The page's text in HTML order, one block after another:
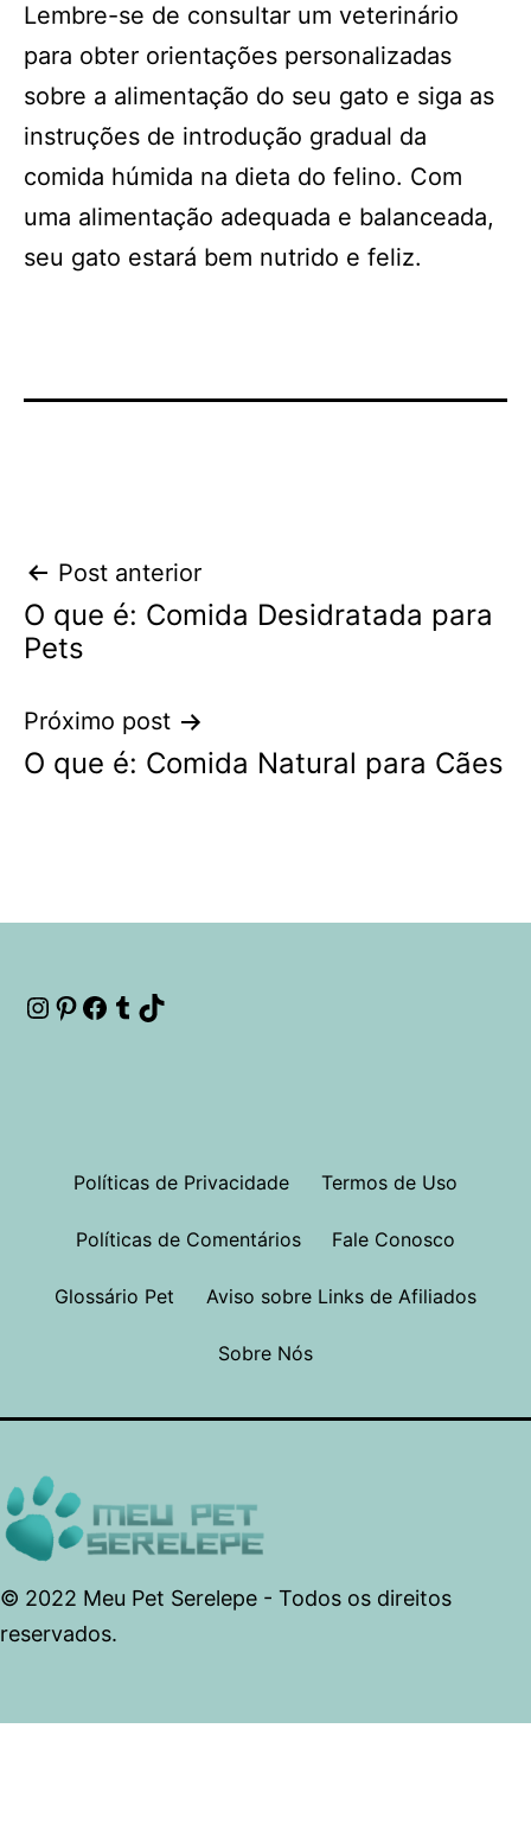
Lembre-se de consultar um veterinário
para obter orientações personalizadas
sobre a alimentação do seu gato e siga as
instruções de introdução gradual da
comida húmida na dieta do felino. Com
uma alimentação adequada e balanceada,
seu gato estará bem nutrido e feliz.
Navegação
de
Post anterior
O que é: Comida Desidratada para
Pets
Próximo post
O que é: Comida Natural para Cães
Instagram
Pinterest
Facebook
Tumblr
Políticas de Privacidade Termos de Uso
Políticas de Comentários Fale Conosco
Glossário Pet Aviso sobre Links de Afiliados
Sobre Nós
© 2022 Meu Pet Serelepe - Todos os direitos
reservados.